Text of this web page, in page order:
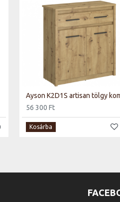
Ayson K2D1S artisan tölgy
56 300 Ft
Kosárba